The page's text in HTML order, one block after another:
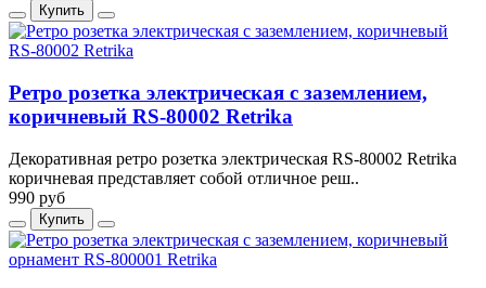
Купить
Ретро розетка электрическая с заземлением,
коричневый RS-80002 Retrika
Декоративная ретро розетка электрическая RS-80002 Retrika
коричневая представляет собой отличное реш..
990 руб
Купить